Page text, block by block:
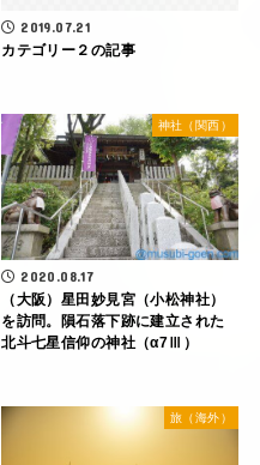
2019.07.21
カテゴリー２の記事
神社（関西）
2020.08.17
（大阪）星田妙見宮（小松神社）
を訪問。隕石落下跡に建立された
北斗七星信仰の神社（α7Ⅲ）
旅（海外）